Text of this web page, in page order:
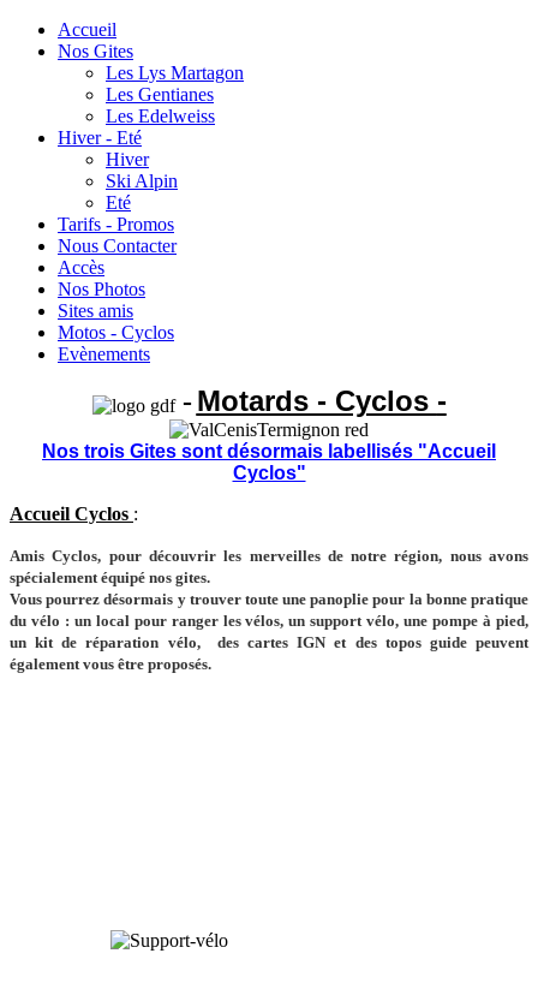
Accueil
Nos Gites
Les Lys Martagon
Les Gentianes
Les Edelweiss
Hiver - Eté
Hiver
Ski Alpin
Eté
Tarifs - Promos
Nous Contacter
Accès
Nos Photos
Sites amis
Motos - Cyclos
Evènements
- Motards - Cyclos -
Nos trois Gites sont désormais labellisés "Accueil
Cyclos"
Accueil Cyclos :
Amis Cyclos, pour découvrir les merveilles de notre région, nous avons
spécialement équipé nos gites.
Vous pourrez désormais y trouver toute une panoplie pour la bonne pratique
du vélo : un local pour ranger les vélos, un support vélo, une pompe à pied,
un kit de réparation vélo, des cartes IGN et des topos guide peuvent
également vous être proposés.